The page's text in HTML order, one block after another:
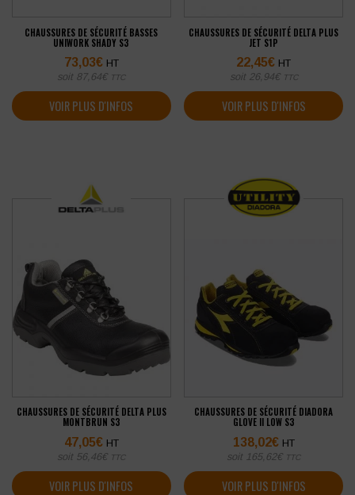
CHAUSSURES DE SÉCURITÉ BASSES
UNIWORK SHADY S3
73,03€ HT
soit 87,64€ TTC
VOIR PLUS D'INFOS
CHAUSSURES DE SÉCURITÉ DELTA PLUS
JET S1P
22,45€ HT
soit 26,94€ TTC
VOIR PLUS D'INFOS
CHAUSSURES DE SÉCURITÉ DELTA PLUS
MONTBRUN S3
47,05€ HT
soit 56,46€ TTC
VOIR PLUS D'INFOS
CHAUSSURES DE SÉCURITÉ DIADORA
GLOVE II LOW S3
138,02€ HT
soit 165,62€ TTC
VOIR PLUS D'INFOS